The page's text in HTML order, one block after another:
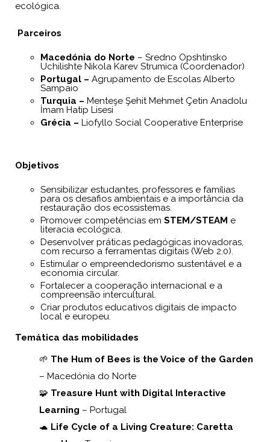
ecológica.
Parceiros
Macedónia do Norte – Sredno Opshtinsko
Uchilishte Nikola Karev Strumica (Coordenador)
Portugal – Agrupamento de Escolas Alberto
Sampaio
Turquia – Menteşe Şehit Mehmet Çetin Anadolu
İmam Hatip Lisesi
Grécia – Liofyllo Social Cooperative Enterprise
Objetivos
Sensibilizar estudantes, professores e famílias
para os desafios ambientais e a importância da
restauração dos ecossistemas.
Promover competências em STEM/STEAM e
literacia ecológica.
Desenvolver práticas pedagógicas inovadoras,
com recurso a ferramentas digitais (Web 2.0).
Estimular o empreendedorismo sustentável e a
economia circular.
Fortalecer a cooperação internacional e a
compreensão intercultural.
Criar produtos educativos digitais de impacto
local e europeu.
Temática das mobilidades
🌱 The Hum of Bees is the Voice of the Garden
– Macedónia do Norte
🧩 Treasure Hunt with Digital Interactive
Learning – Portugal
🐢 Life Cycle of a Living Creature: Caretta